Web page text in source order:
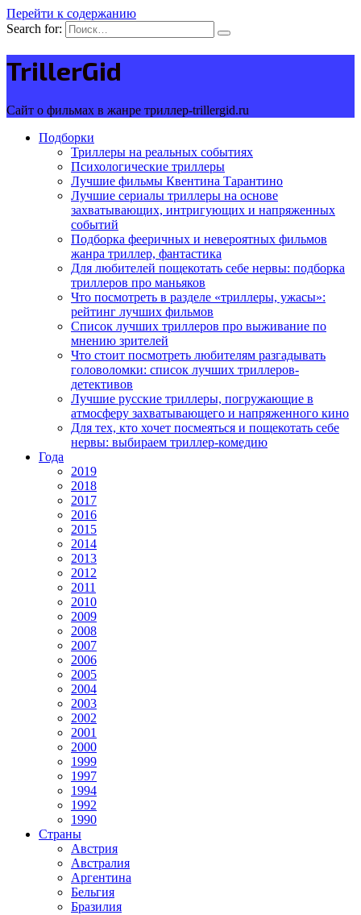
Перейти к содержанию
Search for:
TrillerGid
Сайт о фильмах в жанре триллер-trillergid.ru
Подборки
Триллеры на реальных событиях
Психологические триллеры
Лучшие фильмы Квентина Тарантино
Лучшие сериалы триллеры на основе
захватывающих, интригующих и напряженных
событий
Подборка фееричных и невероятных фильмов
жанра триллер, фантастика
Для любителей пощекотать себе нервы: подборка
триллеров про маньяков
Что посмотреть в разделе «триллеры, ужасы»:
рейтинг лучших фильмов
Список лучших триллеров про выживание по
мнению зрителей
Что стоит посмотреть любителям разгадывать
головоломки: список лучших триллеров-
детективов
Лучшие русские триллеры, погружающие в
атмосферу захватывающего и напряженного кино
Для тех, кто хочет посмеяться и пощекотать себе
нервы: выбираем триллер-комедию
Года
2019
2018
2017
2016
2015
2014
2013
2012
2011
2010
2009
2008
2007
2006
2005
2004
2003
2002
2001
2000
1999
1997
1994
1992
1990
Страны
Австрия
Австралия
Аргентина
Бельгия
Бразилия